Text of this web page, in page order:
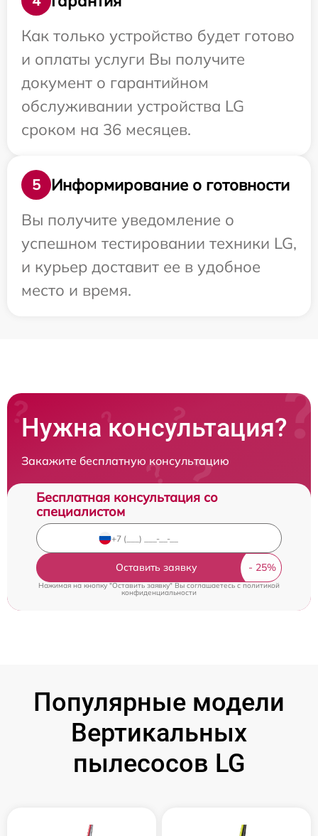
Как только устройство будет готово
и оплаты услуги Вы получите
документ о гарантийном
обслуживании устройства LG
сроком на 36 месяцев.
5
Информирование о готовности
Вы получите уведомление о
успешном тестировании техники LG,
и курьер доставит ее в удобное
место и время.
Нужна консультация?
Закажите бесплатную консультацию
Бесплатная консультация со
специалистом
Оставить заявку
Нажимая на кнопку "Оставить заявку" Вы соглашаетесь cполитикой
конфиденциальности
Популярные модели
Вертикальных
пылесосов LG